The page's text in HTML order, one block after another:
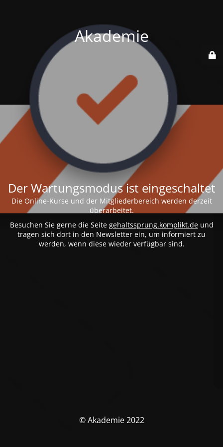
Akademie
Der Wartungsmodus ist eingeschaltet
Die Online-Kurse und der Mitgliederbereich werden derzeit
überarbeitet.
Besuchen Sie gerne die Seite gehaltssprung.komplikt.deund
tragen sich dort in den Newsletter ein, um informiert zu
werden, wenn diese wieder verfügbar sind.
© Akademie 2022